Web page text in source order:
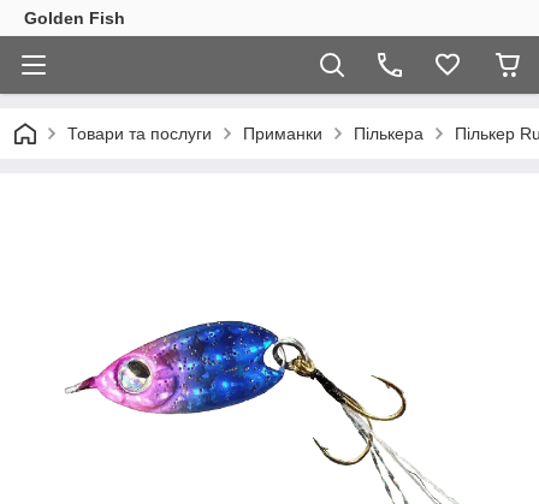
Golden Fish
Товари та послуги Приманки Пількера Пількер